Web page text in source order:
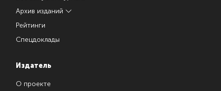
Архив изданий
Рейтинги
Спецдоклады
Издатель
О проекте